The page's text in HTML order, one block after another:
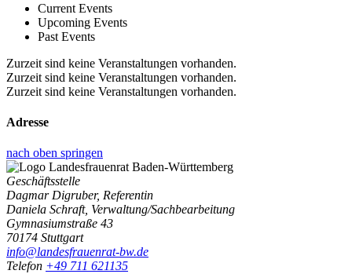
Current Events
Upcoming Events
Past Events
Zurzeit sind keine Veranstaltungen vorhanden.
Zurzeit sind keine Veranstaltungen vorhanden.
Zurzeit sind keine Veranstaltungen vorhanden.
Adresse
nach oben springen
Geschäftsstelle
Dagmar Digruber, Referentin
Daniela Schraft, Verwaltung/Sachbearbeitung
Gymnasiumstraße 43
70174 Stuttgart
info@landesfrauenrat-bw.de
Telefon +49 711 621135